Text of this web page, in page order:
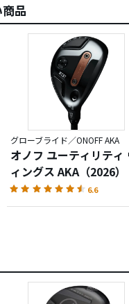
品
グローブライド／ONOFF AKA
オノフ ユーティリティ
ィングス AKA（2026）
6.6